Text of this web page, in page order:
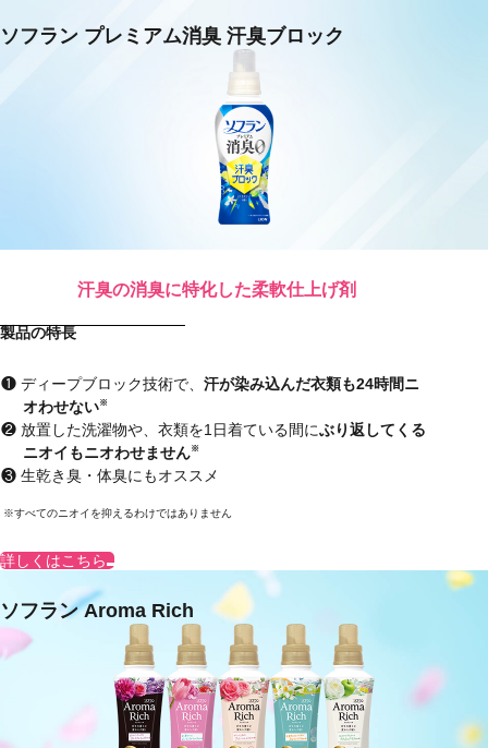
ソフラン プレミアム消臭 汗臭ブロック
汗臭の消臭に特化した柔軟仕上げ剤
製品の特長
ディープブロック技術で、 汗が染み込んだ衣類も24時間ニ
オわせない※
放置した洗濯物や、衣類を1日着ている間にぶり返してくる
ニオイもニオわせません※
生乾き臭・体臭にもオススメ
すべてのニオイを抑えるわけではありません
詳しくはこちら
ソフラン Aroma Rich